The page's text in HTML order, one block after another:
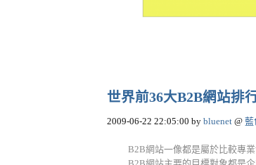
世界前36大B2B網站排
2009-06-22 22:05:00 by bluenet @ 藍
B2B網站一像都是屬於比較專